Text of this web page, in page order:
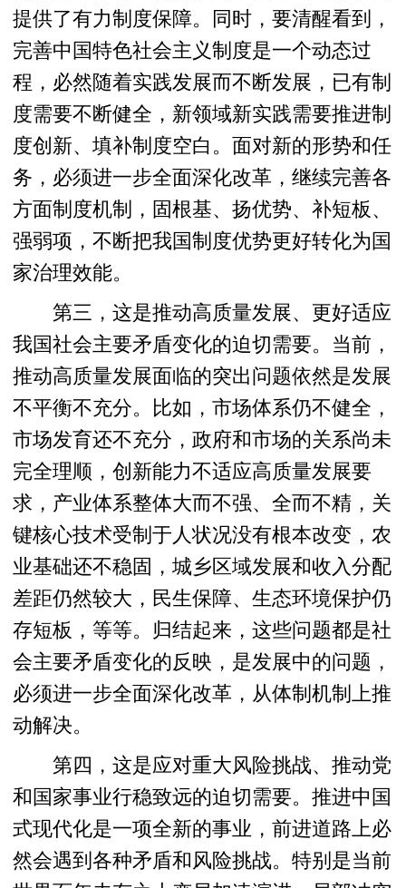
提供了有力制度保障。同时，要清醒看到，
完善中国特色社会主义制度是一个动态过
程，必然随着实践发展而不断发展，已有制
度需要不断健全，新领域新实践需要推进制
度创新、填补制度空白。面对新的形势和任
务，必须进一步全面深化改革，继续完善各
方面制度机制，固根基、扬优势、补短板、
强弱项，不断把我国制度优势更好转化为国
家治理效能。
第三，这是推动高质量发展、更好适应
我国社会主要矛盾变化的迫切需要。当前，
推动高质量发展面临的突出问题依然是发展
不平衡不充分。比如，市场体系仍不健全，
市场发育还不充分，政府和市场的关系尚未
完全理顺，创新能力不适应高质量发展要
求，产业体系整体大而不强、全而不精，关
键核心技术受制于人状况没有根本改变，农
业基础还不稳固，城乡区域发展和收入分配
差距仍然较大，民生保障、生态环境保护仍
存短板，等等。归结起来，这些问题都是社
会主要矛盾变化的反映，是发展中的问题，
必须进一步全面深化改革，从体制机制上推
动解决。
第四，这是应对重大风险挑战、推动党
和国家事业行稳致远的迫切需要。推进中国
式现代化是一项全新的事业，前进道路上必
然会遇到各种矛盾和风险挑战。特别是当前